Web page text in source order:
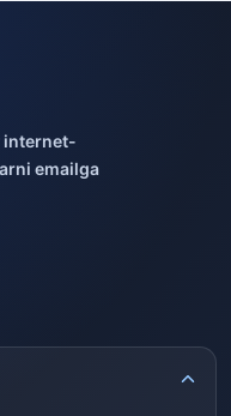
internet-
emailga